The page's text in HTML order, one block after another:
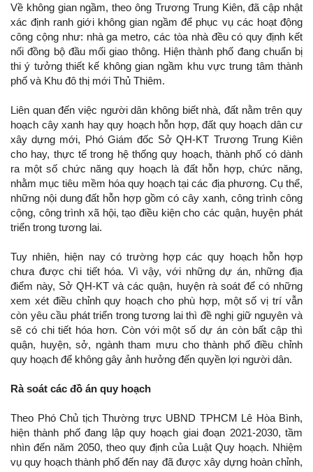
Về không gian ngầm, theo ông Trương Trung Kiên, đã cập nhật
xác định ranh giới không gian ngầm để phục vụ các hoạt động
công cộng như: nhà ga metro, các tòa nhà đều có quy định kết
nối đồng bộ đầu mối giao thông. Hiện thành phố đang chuẩn bị
thi ý tưởng thiết kế không gian ngầm khu vực trung tâm thành
phố và Khu đô thị mới Thủ Thiêm.
Liên quan đến việc người dân không biết nhà, đất nằm trên quy
hoạch cây xanh hay quy hoạch hỗn hợp, đất quy hoạch dân cư
xây dựng mới, Phó Giám đốc Sở QH-KT Trương Trung Kiên
cho hay, thực tế trong hệ thống quy hoạch, thành phố có dành
ra một số chức năng quy hoạch là đất hỗn hợp, chức năng,
nhằm mục tiêu mềm hóa quy hoạch tại các địa phương. Cụ thể,
những nội dung đất hỗn hợp gồm có cây xanh, công trình công
cộng, công trình xã hội, tạo điều kiện cho các quận, huyện phát
triển trong tương lai.
Tuy nhiên, hiện nay có trường hợp các quy hoạch hỗn hợp
chưa được chi tiết hóa. Vì vậy, với những dự án, những địa
điểm này, Sở QH-KT và các quận, huyện rà soát để có những
xem xét điều chỉnh quy hoạch cho phù hợp, một số vị trí vẫn
còn yêu cầu phát triển trong tương lai thì đề nghị giữ nguyên và
sẽ có chi tiết hóa hơn. Còn với một số dự án còn bất cập thì
quận, huyện, sở, ngành tham mưu cho thành phố điều chỉnh
quy hoạch để không gây ảnh hưởng đến quyền lợi người dân.
Rà soát các đồ án quy hoạch
Theo Phó Chủ tịch Thường trực UBND TPHCM Lê Hòa Bình,
hiện thành phố đang lập quy hoạch giai đoạn 2021-2030, tầm
nhìn đến năm 2050, theo quy định của Luật Quy hoạch. Nhiệm
vụ quy hoạch thành phố đến nay đã được xây dựng hoàn chỉnh,